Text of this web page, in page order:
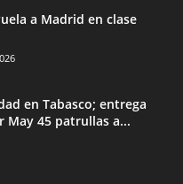
a Madrid en clase
en Tabasco; entrega
May 45 patrullas a...